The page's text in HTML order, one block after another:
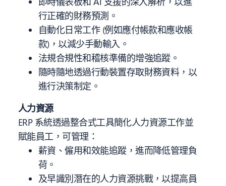
行正確的財務預測。
自動化日常工作 (例如應付帳款和應收帳
款)，以減少手動輸入。
法規合規性和稽核準備的增強追蹤。
隨時隨地透過行動裝置存取財務資料，以
進行決策制定。
人力資源
ERP 系統透過整合式工具簡化人力資源工作並
賦能員工，可管理：
薪資、僱用和效能追蹤，進而降低管理負
荷。
及早識別潛在的人力資源挑戰，以提高員